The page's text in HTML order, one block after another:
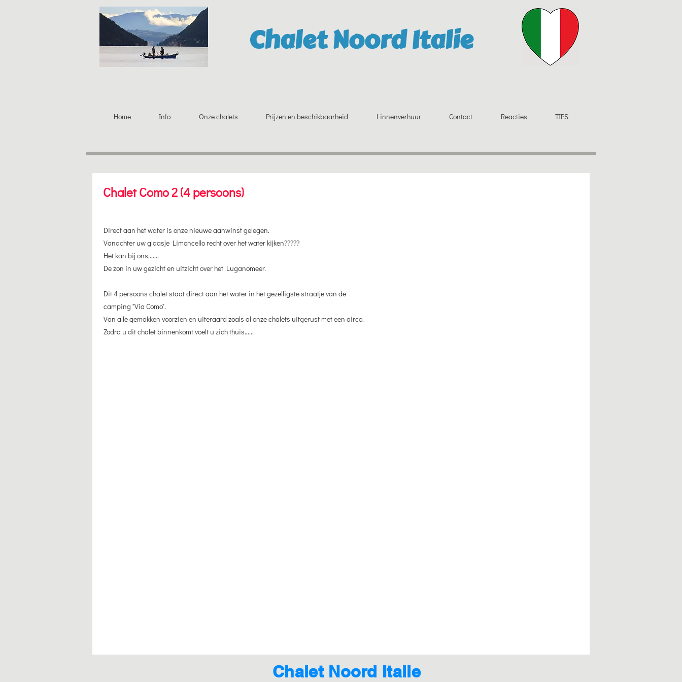
Chalet Noord Italie
Home Info Onze chalets Prijzen en beschikbaarheid Linnenverhuur Contact Reacties TIPS
Chalet Como 2 (4 persoons)
Direct aan het water is onze nieuwe aanwinst gelegen.
Vanachter uw glaasje Limoncello recht over het water kijken?????
Het kan bij ons.......
De zon in uw gezicht en uitzicht over het Luganomeer.
Dit 4 persoons chalet staat direct aan het water in het gezelligste straatje van de
camping "Via Como".
Van alle gemakken voorzien en uiteraard zoals al onze chalets uitgerust met een airco.
Zodra u dit chalet binnenkomt voelt u zich thuis......
Chalet Noord Italie